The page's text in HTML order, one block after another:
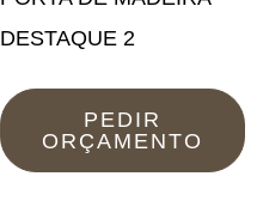
DESTAQUE 2
PEDIR
ORÇAMENTO